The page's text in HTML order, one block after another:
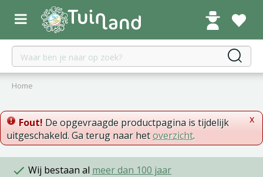
r
n
n
t
Home
x
Fout! De opgevraagde productpagina is tijdelijk
uitgeschakeld. Ga terug naar hetoverzicht.
Wij bestaan al meer dan 100 jaar